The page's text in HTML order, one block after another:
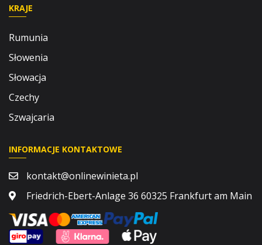
KRAJE
Rumunia
Słowenia
Słowacja
Czechy
Szwajcaria
INFORMACJE KONTAKTOWE
kontakt@onlinewinieta.pl
Friedrich-Ebert-Anlage 36 60325 Frankfurt am Main